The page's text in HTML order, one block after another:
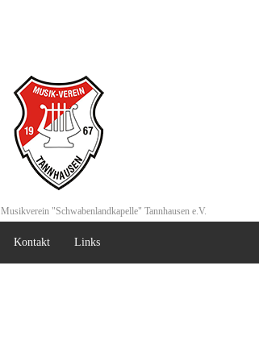
"Schwabenlandkapelle" Tannhausen e.V.
Kontakt Links